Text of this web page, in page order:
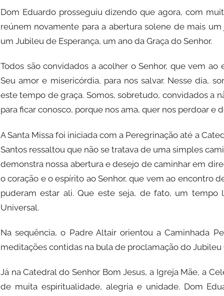
Dom Eduardo prosseguiu dizendo que agora, com
reúnem novamente para a abertura solene de mais
um Jubileu de Esperança, um ano da Graça do Senhor.
Todos são convidados a acolher o Senhor, que vem
Seu amor e misericórdia, para nos salvar. Nesse dia,
este tempo de graça. Somos, sobretudo, convidados a
para ficar conosco, porque nos ama, quer nos perdoar e
A Santa Missa foi iniciada com a Peregrinação até a
Santos ressaltou que não se tratava de uma simples
demonstra nossa abertura e desejo de caminhar em
o coração e o espírito ao Senhor, que vem ao encontro
puderam estar ali. Que este seja, de fato, um tempo
Universal.
Na sequência, o Padre Altair orientou a Caminhada
meditações contidas na bula de proclamação do Jubileu
Já na Catedral do Senhor Bom Jesus, a Igreja Mãe, a
de muita espiritualidade, alegria e unidade. Dom